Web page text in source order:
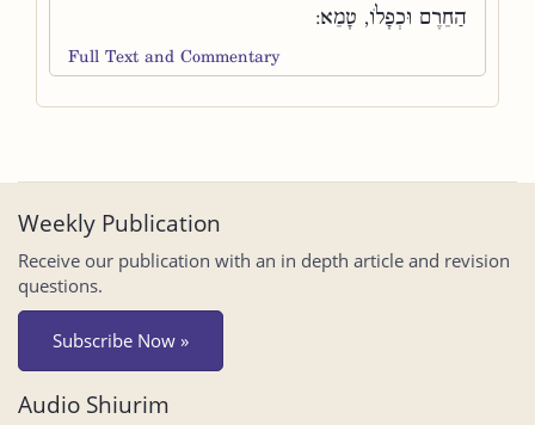
הַחֵרֶם וּכְפָלוֹ, טָמֵא:
Full Text and Commentary
Weekly Publication
Receive our publication with an in depth article and revision
questions.
Subscribe Now »
Audio Shiurim